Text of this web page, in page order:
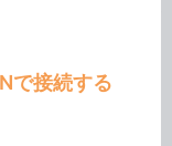
で接続する